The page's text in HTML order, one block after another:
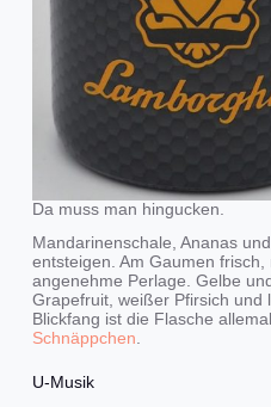
Da muss man hingucken.
Mandarinenschale, Ananas
entsteigen. Am Gaumen
angenehme Perlage. Gelbe
Grapefruit, weißer Pfirsich und
Blickfang ist die Flasche
Schnäppchen.
U-Musik